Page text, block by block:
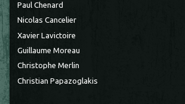
Paul Chenard
Nicolas Cancelier
Xavier Lavictoire
Guillaume Moreau
Christophe Merlin
Christian Papazoglakis